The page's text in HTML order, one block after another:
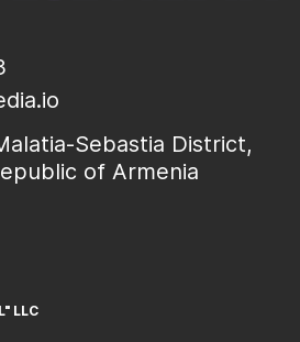
Sebastia District,
of Armenia
LLC